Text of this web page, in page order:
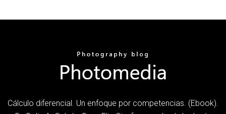
Cálculo diferencial. Un enfoque por competencias. (Ebook).